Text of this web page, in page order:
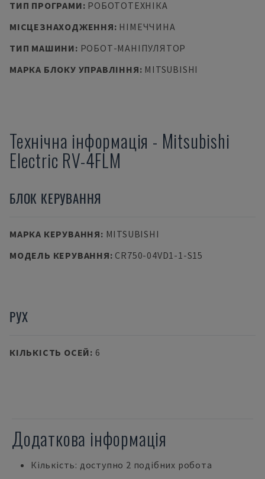
ТИП ПРОГРАМИ: РОБОТОТЕХНІКА
МІСЦЕЗНАХОДЖЕННЯ: НІМЕЧЧИНА
ТИП МАШИНИ: РОБОТ-МАНІПУЛЯТОР
МАРКА БЛОКУ УПРАВЛІННЯ: MITSUBISHI
Технічна інформація - Mitsubishi
Electric RV-4FLM
БЛОК КЕРУВАННЯ
МАРКА КЕРУВАННЯ: MITSUBISHI
МОДЕЛЬ КЕРУВАННЯ: CR750-04VD1-1-S15
РУХ
КІЛЬКІСТЬ ОСЕЙ: 6
Додаткова інформація
Кількість: доступно 2 подібних робота